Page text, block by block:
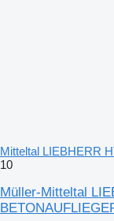
Mitteltal LIEBHERR
10
Müller-Mitteltal